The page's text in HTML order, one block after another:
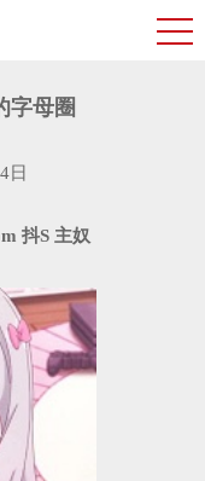
字母圈
日
抖S 主奴